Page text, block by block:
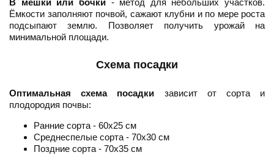
В мешки или бочки- метод для небольших участков.
Ёмкости заполняют почвой, сажают клубни и по мере роста
подсыпают землю. Позволяет получить урожай на
минимальной площади.
Схема посадки
Оптимальная схема посадки зависит от сорта и
плодородия почвы:
Ранние сорта - 60х25 см
Среднеспелые сорта - 70х30 см
Поздние сорта - 70х35 см